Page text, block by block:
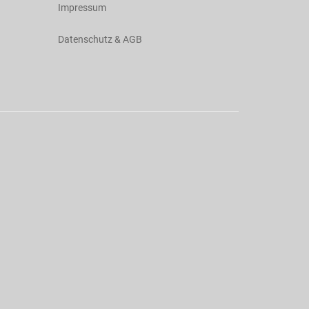
Impressum
Datenschutz & AGB